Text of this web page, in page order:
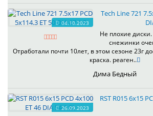
04.10.2023
Tech Line 721
Не плохие
снежинки
Отработали почти 10лет, в этом сезоне 23г
краска. реаген..
Дима Бедный
26.09.2023
RST R015 6x15